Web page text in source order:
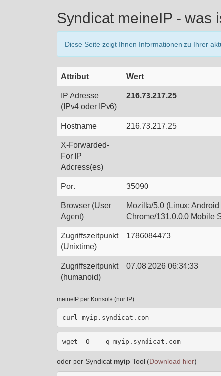
Syndicat meineIP - was
Diese Seite zeigt Ihnen Informationen zu Ihrer
Attribut Wert
IP Adresse
(IPv4 oder IPv6)
216.73.217.25
Hostname 216.73.217.25
X-Forwarded-
For IP
Address(es)
Port 35090
Browser (User
Agent)
Mozilla/5.0 (Linux;
Chrome/131.0.0.0 Mobile
Zugriffszeitpunkt
(Unixtime)
1786084473
Zugriffszeitpunkt
(humanoid)
07.08.2026 06:34:33
meineIP per Konsole (nur IP):
curl myip.syndicat.com
wget -O - -q myip.syndicat.com
oder per Syndicat myip Tool (Download hier)